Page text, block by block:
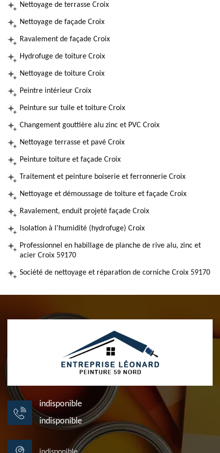
Nettoyage de terrasse Croix
Nettoyage de façade Croix
Ravalement de façade Croix
Hydrofuge de toiture Croix
Nettoyage de toiture Croix
Peintre intérieur Croix
Peinture sur tuile et toiture Croix
Changement gouttière alu zinc et PVC Croix
Nettoyage terrasse et pavé Croix
Peinture toiture et façade Croix
Traitement et peinture boiserie et ferronnerie Croix
Nettoyage et démoussage de toiture et façade Croix
Ravalement, enduit projeté façade Croix
Isolation à l'humidité (hydrofuge) Croix
Professionnel en habillage de planche de rive alu, zinc et
acier Croix 59170
Société de nettoyage et réparation de corniche Croix 59170
indisponible
indisponible